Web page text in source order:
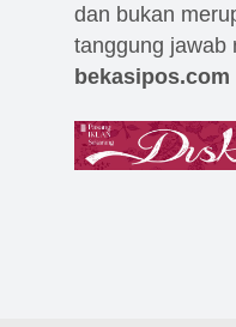
dan bukan
tanggung jawab
bekasipos.com